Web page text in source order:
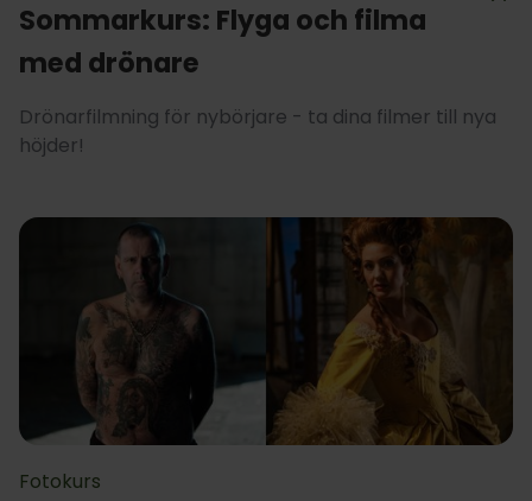
Sommarkurs: Flyga och filma
med drönare
Drönarfilmning för nybörjare - ta dina filmer till nya
höjder!
Fotokurs